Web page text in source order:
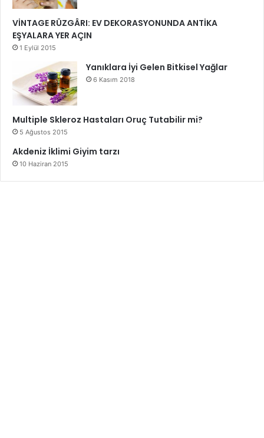
VİNTAGE RÜZGÂRI: EV DEKORASYONUNDA ANTİKA
EŞYALARA YER AÇIN
1 Eylül 2015
Yanıklara İyi Gelen Bitkisel Yağlar
6 Kasım 2018
Multiple Skleroz Hastaları Oruç Tutabilir mi?
5 Ağustos 2015
Akdeniz İklimi Giyim tarzı
10 Haziran 2015